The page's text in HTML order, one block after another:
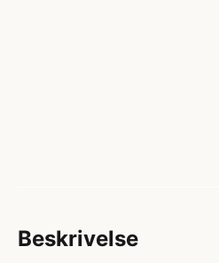
Beskrivelse